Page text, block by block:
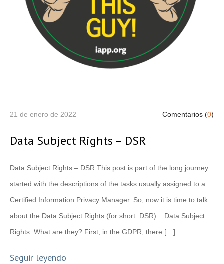
21 de enero de 2022 Comentarios (0)
Data Subject Rights – DSR
Data Subject Rights – DSR This post is part of the long journey
started with the descriptions of the tasks usually assigned to a
Certified Information Privacy Manager. So, now it is time to talk
about the Data Subject Rights (for short: DSR). Data Subject
Rights: What are they? First, in the GDPR, there […]
Seguir leyendo